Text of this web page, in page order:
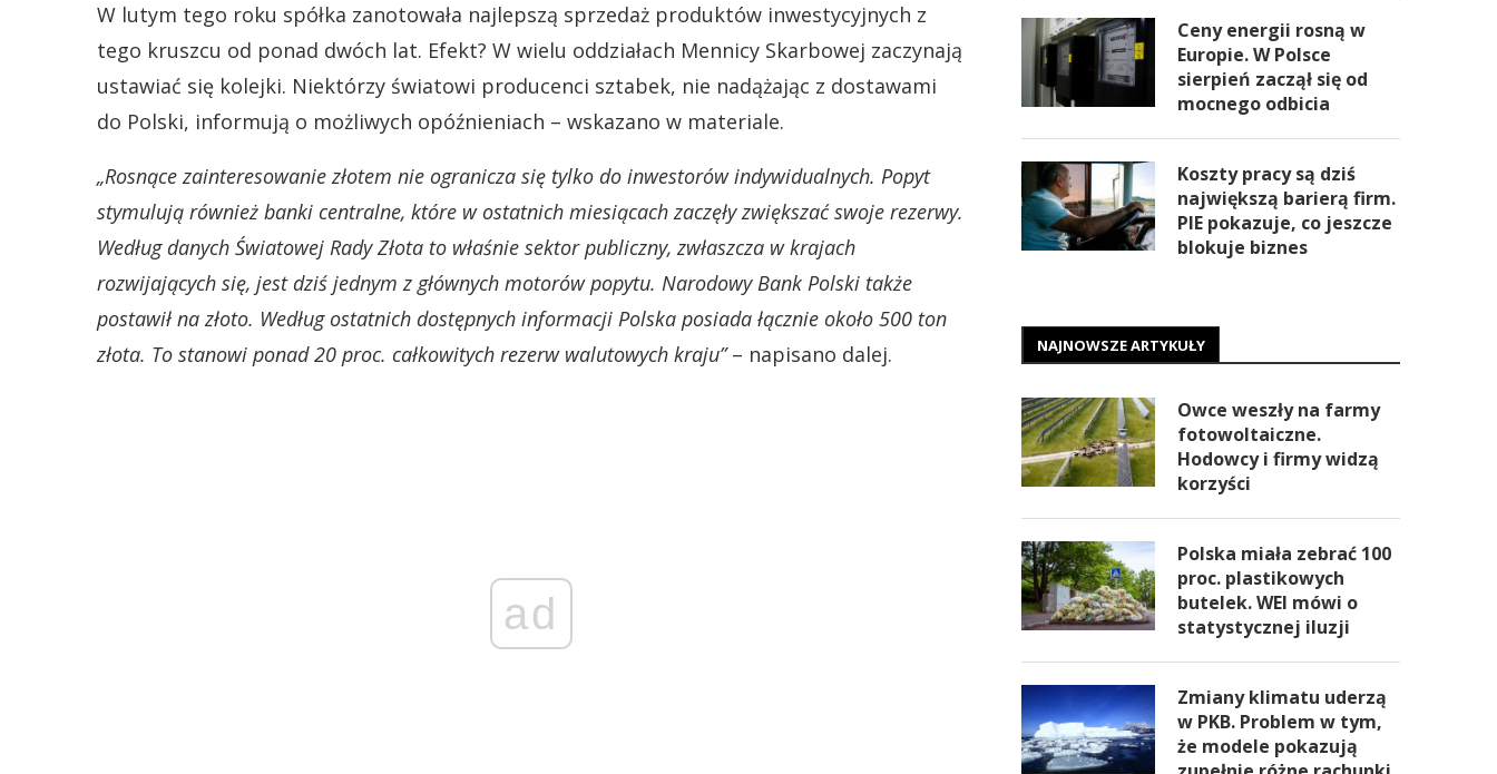
W lutym tego roku spółka zanotowała najlepszą sprzedaż produktów inwestycyjnych z
tego kruszcu od ponad dwóch lat. Efekt? W wielu oddziałach Mennicy Skarbowej zaczynają
ustawiać się kolejki. Niektórzy światowi producenci sztabek, nie nadążając z dostawami
do Polski, informują o możliwych opóźnieniach – wskazano w materiale.
„Rosnące zainteresowanie złotem nie ogranicza się tylko do inwestorów indywidualnych. Popyt
stymulują również banki centralne, które w ostatnich miesiącach zaczęły zwiększać swoje rezerwy.
Według danych Światowej Rady Złota to właśnie sektor publiczny, zwłaszcza w krajach
rozwijających się, jest dziś jednym z głównych motorów popytu. Narodowy Bank Polski także
postawił na złoto. Według ostatnich dostępnych informacji Polska posiada łącznie około 500 ton
złota. To stanowi ponad 20 proc. całkowitych rezerw walutowych kraju”– napisano dalej.
ad
Ceny energii rosną w
Europie. W Polsce
sierpień zaczął się od
mocnego odbicia
Koszty pracy są dziś
największą barierą firm.
PIE pokazuje, co jeszcze
blokuje biznes
NAJNOWSZE ARTYKUŁY
Owce weszły na farmy
fotowoltaiczne.
Hodowcy i firmy widzą
korzyści
Polska miała zebrać 100
proc. plastikowych
butelek. WEI mówi o
statystycznej iluzji
Zmiany klimatu uderzą
w PKB. Problem w tym,
że modele pokazują